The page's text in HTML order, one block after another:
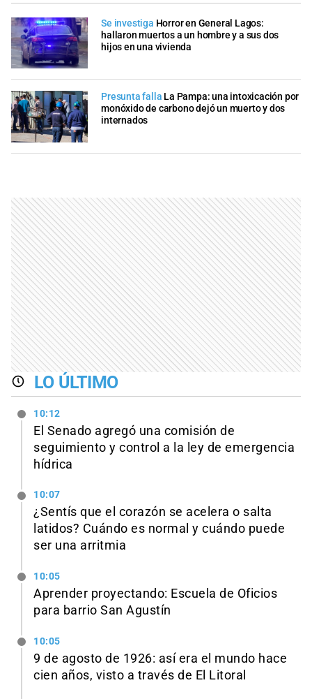
Se investiga Horror en General Lagos:
hallaron muertos a un hombre y a sus dos
hijos en una vivienda
Presunta falla La Pampa: una intoxicación por
monóxido de carbono dejó un muerto y dos
internados
LO ÚLTIMO
10:12
El Senado agregó una comisión de
seguimiento y control a la ley de emergencia
hídrica
10:07
¿Sentís que el corazón se acelera o salta
latidos? Cuándo es normal y cuándo puede
ser una arritmia
10:05
Aprender proyectando: Escuela de Oficios
para barrio San Agustín
10:05
9 de agosto de 1926: así era el mundo hace
cien años, visto a través de El Litoral